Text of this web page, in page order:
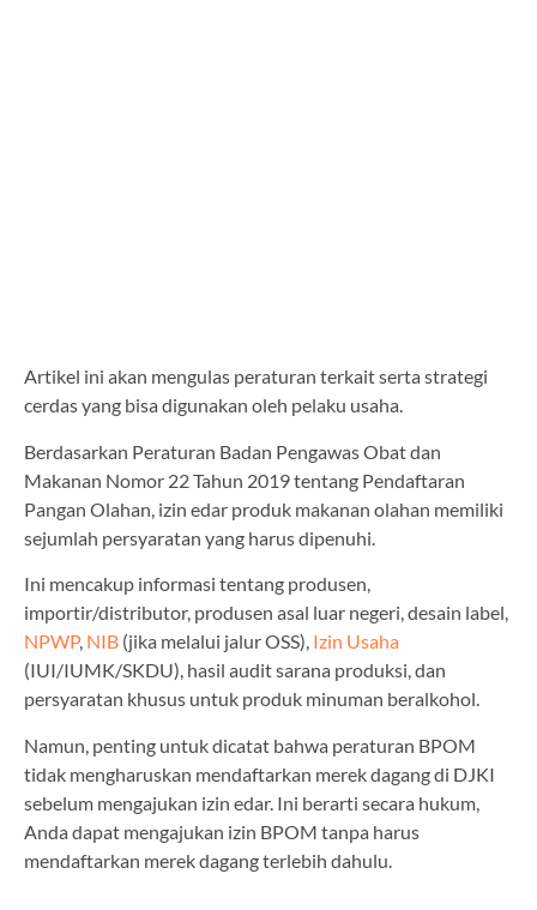
Artikel ini akan mengulas peraturan terkait serta strategi
cerdas yang bisa digunakan oleh pelaku usaha.
Berdasarkan Peraturan Badan Pengawas Obat dan
Makanan Nomor 22 Tahun 2019 tentang Pendaftaran
Pangan Olahan, izin edar produk makanan olahan memiliki
sejumlah persyaratan yang harus dipenuhi.
Ini mencakup informasi tentang produsen,
importir/distributor, produsen asal luar negeri, desain label,
NPWP, NIB (jika melalui jalur OSS), Izin Usaha
(IUI/IUMK/SKDU), hasil audit sarana produksi, dan
persyaratan khusus untuk produk minuman beralkohol.
Namun, penting untuk dicatat bahwa peraturan BPOM
tidak mengharuskan mendaftarkan merek dagang di DJKI
sebelum mengajukan izin edar. Ini berarti secara hukum,
Anda dapat mengajukan izin BPOM tanpa harus
mendaftarkan merek dagang terlebih dahulu.